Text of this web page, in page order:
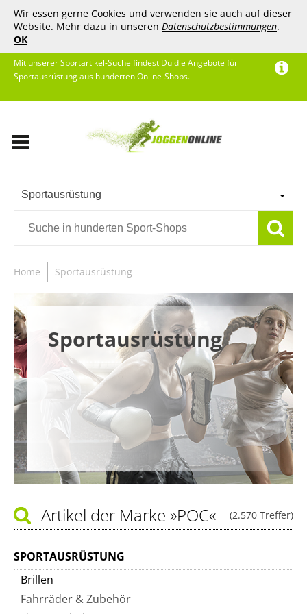
Wir essen gerne Cookies und verwenden sie auch auf dieser
Website. Mehr dazu in unseren Datenschutzbestimmungen.
OK
Mit unserer Sportartikel-Suche findest Du die Angebote für
Sportausrüstung aus hunderten Online-Shops.
Sportausrüstung
Home Sportausrüstung
Sportausrüstung
(2.570 Treffer)
Artikel der Marke »POC«
SPORTAUSRÜSTUNG
Brillen
Fahrräder & Zubehör